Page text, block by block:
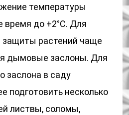
температуры
время до +2°C. Для
защиты растений чаще
дымовые заслоны. Для
заслона в саду
подготовить несколько
листвы, соломы,